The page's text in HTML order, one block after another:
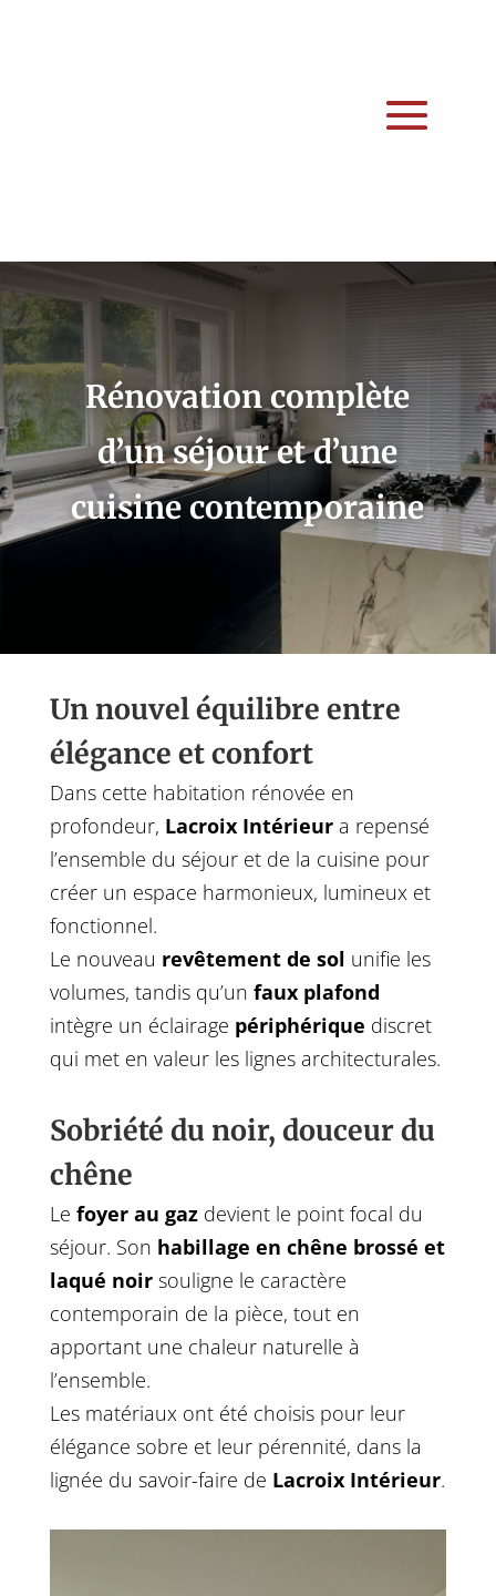
Rénovation complète
d’un séjour et d’une
cuisine contemporaine
Un nouvel équilibre entre
élégance et confort
Dans cette habitation rénovée en
profondeur, Lacroix Intérieura repensé
l’ensemble du séjour et de la cuisine pour
créer un espace harmonieux, lumineux et
fonctionnel.
Le nouveau revêtement de sol unifie les
volumes, tandis qu’un faux plafond
intègre un éclairage périphérique discret
qui met en valeur les lignes architecturales.
Sobriété du noir, douceur du
chêne
Le foyer au gazdevient le point focal du
séjour. Son habillage en chêne brossé et
laqué noirsouligne le caractère
contemporain de la pièce, tout en
apportant une chaleur naturelle à
l’ensemble.
Les matériaux ont été choisis pour leur
élégance sobre et leur pérennité, dans la
lignée du savoir-faire de Lacroix Intérieur.